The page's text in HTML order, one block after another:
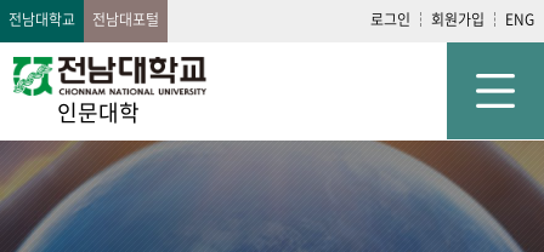
전남대학교 전남대포털 로그인 회원가입 ENG
인문대학